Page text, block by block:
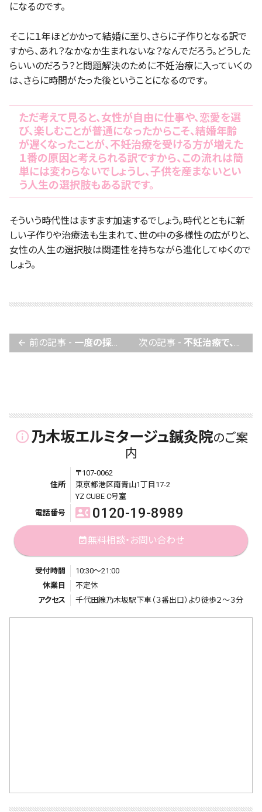
になるのです。
そこに１年ほどかかって結婚に至り、さらに子作りとなる訳で
すから、あれ？なかなか生まれないな？なんでだろう。どうした
らいいのだろう？と問題解決のために不妊治療に入っていくの
は、さらに時間がたった後ということになるのです。
ただ考えて見ると、女性が自由に仕事や、恋愛を選
び、楽しむことが普通になったからこそ、結婚年齢
が遅くなったことが、不妊治療を受ける方が増えた
１番の原因と考えられる訳ですから、この流れは簡
単には変わらないでしょうし、子供を産まないとい
う人生の選択肢もある訳です。
そういう時代性はますます加速するでしょう。時代とともに新
しい子作りや治療法も生まれて、世の中の多様性の広がりと、
女性の人生の選択肢は関連性を持ちながら進化してゆくので
しょう。
arrow_back 前の記事 - 一度の採卵で、たくさん卵が取れる方がいいですよね？ 次の記事 - 不妊治療で、お灸を始める人が多いのは何故？
info_outline乃木坂エルミタージュ鍼灸院のご案
内
住所
〒107-0062
東京都港区南青山1丁目17-2
YZ CUBE C号室
電話番号
contact_phone 0120-19-8989
event_available無料相談・お問い合わせ
受付時間
10:30～21:00
休業日
不定休
アクセス
千代田線乃木坂駅下車（３番出口）より徒歩２～３分